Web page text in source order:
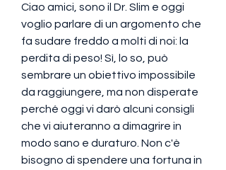
Ciao amici, sono il Dr. Slim e oggi
voglio parlare di un argomento che
fa sudare freddo a molti di noi: la
perdita di peso! Sì, lo so, può
sembrare un obiettivo impossibile
da raggiungere, ma non disperate
perché oggi vi darò alcuni consigli
che vi aiuteranno a dimagrire in
modo sano e duraturo. Non c'è
bisogno di spendere una fortuna in